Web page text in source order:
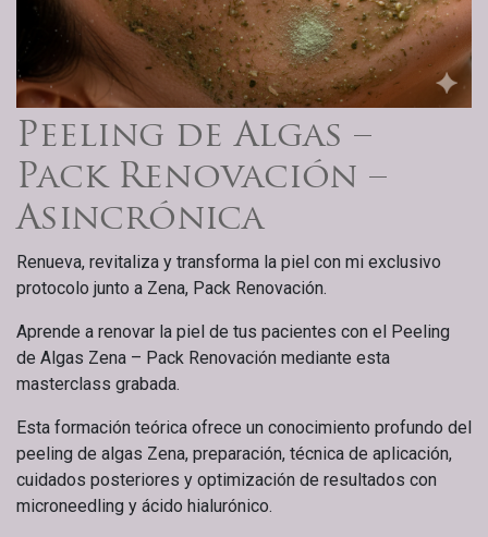
Peeling de Algas –
Pack Renovación –
Asincrónica
Renueva, revitaliza y transforma la piel con mi exclusivo
protocolo junto a Zena, Pack Renovación.
Aprende a renovar la piel de tus pacientes con el Peeling
de Algas Zena – Pack Renovación mediante esta
masterclass grabada.
Esta formación teórica ofrece un conocimiento profundo del
peeling de algas Zena, preparación, técnica de aplicación,
cuidados posteriores y optimización de resultados con
microneedling y ácido hialurónico.